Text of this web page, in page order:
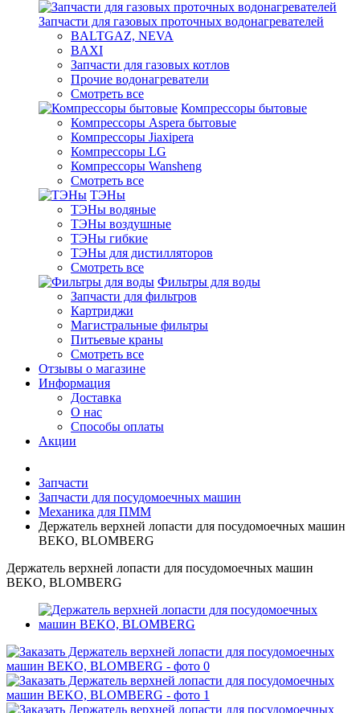
Запчасти для газовых проточных водонагревателей
BALTGAZ, NEVA
BAXI
Запчасти для газовых котлов
Прочие водонагреватели
Смотреть все
Компрессоры бытовые
Компрессоры Aspera бытовые
Компрессоры Jiaxipera
Компрессоры LG
Компрессоры Wansheng
Смотреть все
ТЭНы
ТЭНы водяные
ТЭНы воздушные
ТЭНы гибкие
ТЭНы для дистилляторов
Смотреть все
Фильтры для воды
Запчасти для фильтров
Картриджи
Магистральные фильтры
Питьевые краны
Смотреть все
Отзывы о магазине
Информация
Доставка
О нас
Способы оплаты
Акции
Запчасти
Запчасти для посудомоечных машин
Механика для ПММ
Держатель верхней лопасти для посудомоечных машин
BEKO, BLOMBERG
Держатель верхней лопасти для посудомоечных машин
BEKO, BLOMBERG